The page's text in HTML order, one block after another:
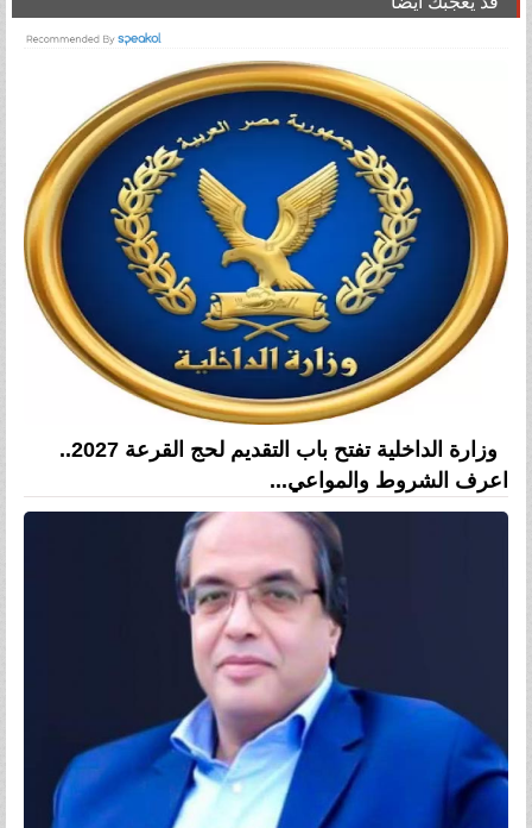
وزارة الداخلية تفتح باب التقديم لحج القرعة 2027..
اعرف الشروط والمواعي...